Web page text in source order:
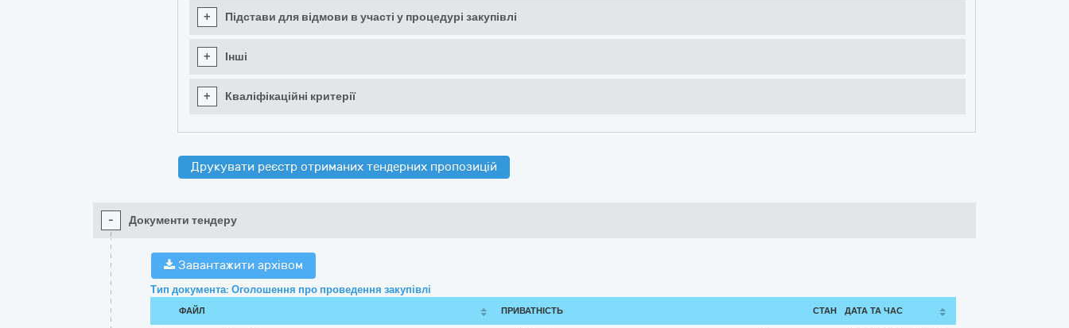
+ Підстави для відмови в участі у процедурі закупівлі
+ Інші
+ Кваліфікаційні критерії
Друкувати реєстр отриманих тендерних пропозицій
- Документи тендеру
Завантажити архівом
Тип документа: Оголошення про проведення закупівлі
ФАЙЛ ПРИВАТНІСТЬ СТАН ДАТА ТА ЧАС